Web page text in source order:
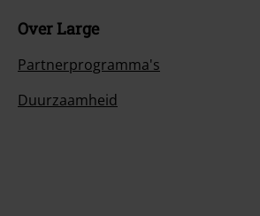
Over Large
Partnerprogramma's
Duurzaamheid